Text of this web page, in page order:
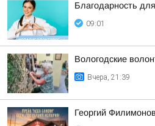
Благодарность
09:01
Вологодские
Вчера, 21:39
Георгий